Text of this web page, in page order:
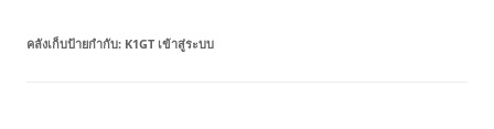
คลังเก็บป้ายกำกับ: K1GT เข้าสู่ระบบ